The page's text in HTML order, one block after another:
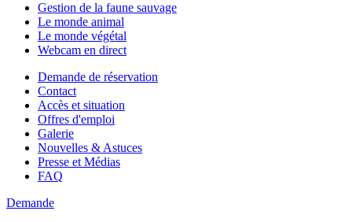
Gestion de la faune sauvage
Le monde animal
Le monde végétal
Webcam en direct
Demande de réservation
Contact
Accès et situation
Offres d'emploi
Galerie
Nouvelles & Astuces
Presse et Médias
FAQ
Demande